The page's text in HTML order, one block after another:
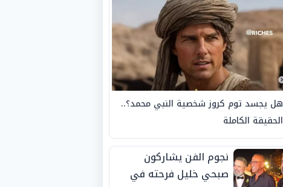
هل يجسد توم كروز شخصية النبي محمد؟..
الحقيقة الكاملة
نجوم الفن يشاركون
صبحي خليل فرحته في